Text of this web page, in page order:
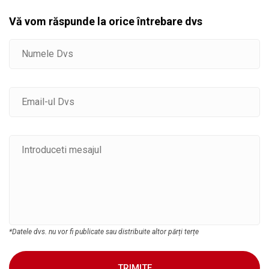
Vă vom răspunde la orice întrebare dvs
*Datele dvs. nu vor fi publicate sau distribuite altor părți terțe